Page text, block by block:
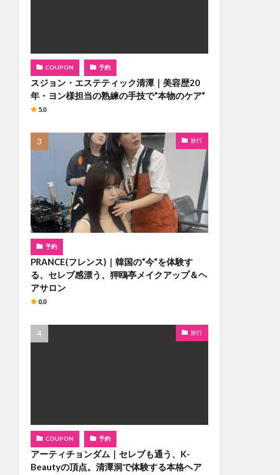
COUPON 予約
スジョン・エステティック清潭｜美容歴20
年・ヨン様担当の熟練の手技で“本物のケア”
5.0
旅行
予約
PRANCE(フレンス)｜韓国の“今”を体験す
る、セレブ感漂う、狎鴎亭メイクアップ＆ヘ
アサロン
0.0
旅行
COUPON 予約
アーティチョンダム｜セレブも通う、K-
Beautyの頂点。清潭洞で体験する本格ヘア